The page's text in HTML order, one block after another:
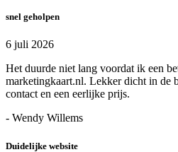
snel geholpen
6 juli 2026
Het duurde niet lang voordat ik een
marketingkaart.nl. Lekker dicht in de
contact en een eerlijke prijs.
- Wendy Willems
Duidelijke website